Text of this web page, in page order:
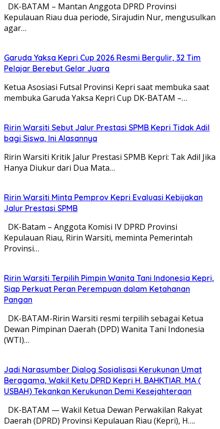
DK-BATAM – Mantan Anggota DPRD Provinsi
Kepulauan Riau dua periode, Sirajudin Nur, mengusulkan
agar…
Garuda Yaksa Kepri Cup 2026 Resmi Bergulir, 32 Tim
Pelajar Berebut Gelar Juara
Ketua Asosiasi Futsal Provinsi Kepri saat membuka saat
membuka Garuda Yaksa Kepri Cup DK-BATAM –…
Ririn Warsiti Sebut Jalur Prestasi SPMB Kepri Tidak Adil
bagi Siswa, Ini Alasannya
Ririn Warsiti Kritik Jalur Prestasi SPMB Kepri: Tak Adil Jika
Hanya Diukur dari Dua Mata…
Ririn Warsiti Minta Pemprov Kepri Evaluasi Kebijakan
Jalur Prestasi SPMB
DK-Batam – Anggota Komisi IV DPRD Provinsi
Kepulauan Riau, Ririn Warsiti, meminta Pemerintah
Provinsi…
Ririn Warsiti Terpilih Pimpin Wanita Tani Indonesia Kepri,
Siap Perkuat Peran Perempuan dalam Ketahanan
Pangan
DK-BATAM-Ririn Warsiti resmi terpilih sebagai Ketua
Dewan Pimpinan Daerah (DPD) Wanita Tani Indonesia
(WTI)…
Jadi Narasumber Dialog Sosialisasi Kerukunan Umat
Beragama, Wakil Ketu DPRD Kepri H. BAHKTIAR. MA (
USBAH) Tekankan Kerukunan Demi Kesejahteraan
DK-BATAM — Wakil Ketua Dewan Perwakilan Rakyat
Daerah (DPRD) Provinsi Kepulauan Riau (Kepri), H….